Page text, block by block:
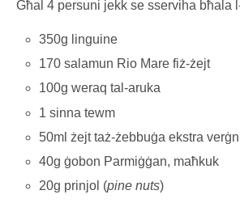
Għal 4 persuni jekk se sserviha bħala
350g linguine
170 salamun Rio Mare fiż-żejt
100g weraq tal-aruka
1 sinna tewm
50ml żejt taż-żebbuġa ekstra
40g ġobon Parmiġġan, maħkuk
20g prinjol (pine nuts)